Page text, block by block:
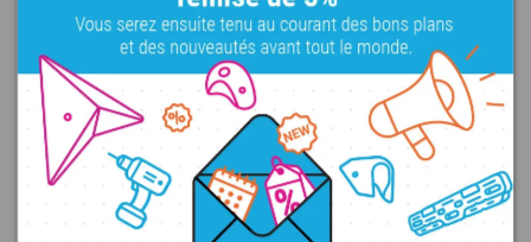
Gneiss Blocked Jugs A Gneiss Hood Slopers B
Plats